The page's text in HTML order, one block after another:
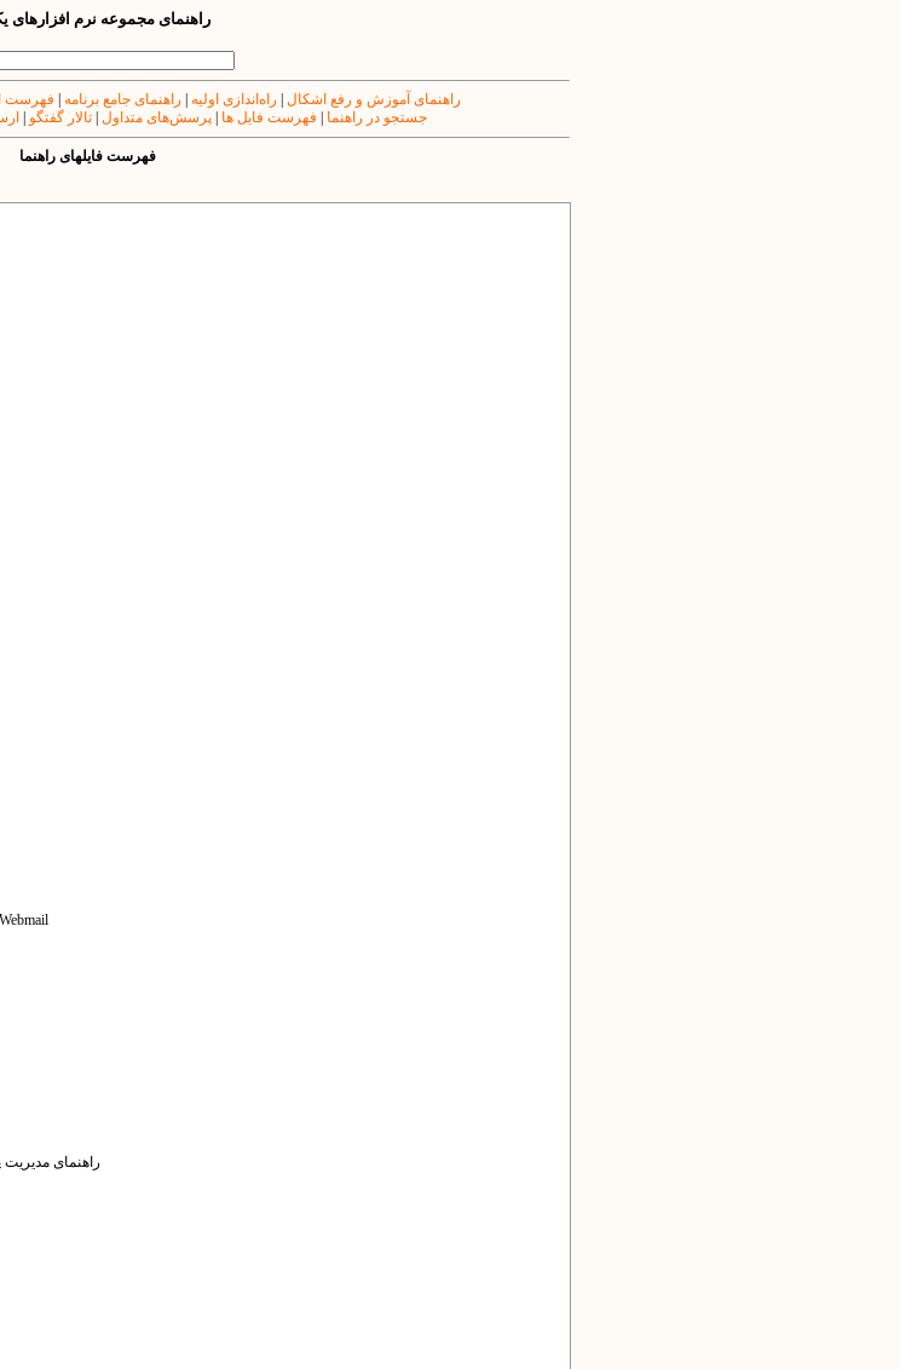
راهنمای مجموعه نرم افزارهای
راهنمای آموزش و رفع اشکال راه‌اندازی اولیه راهنمای جامع برنامه فهرست
جستجو در راهنما
فهرست فایل ها پرسش‌های متداول تالار گفتگو
فهرست فایل​های راهنما
: استفاده مناسب و محدودیت های سرویس Webmail
: راهنمای